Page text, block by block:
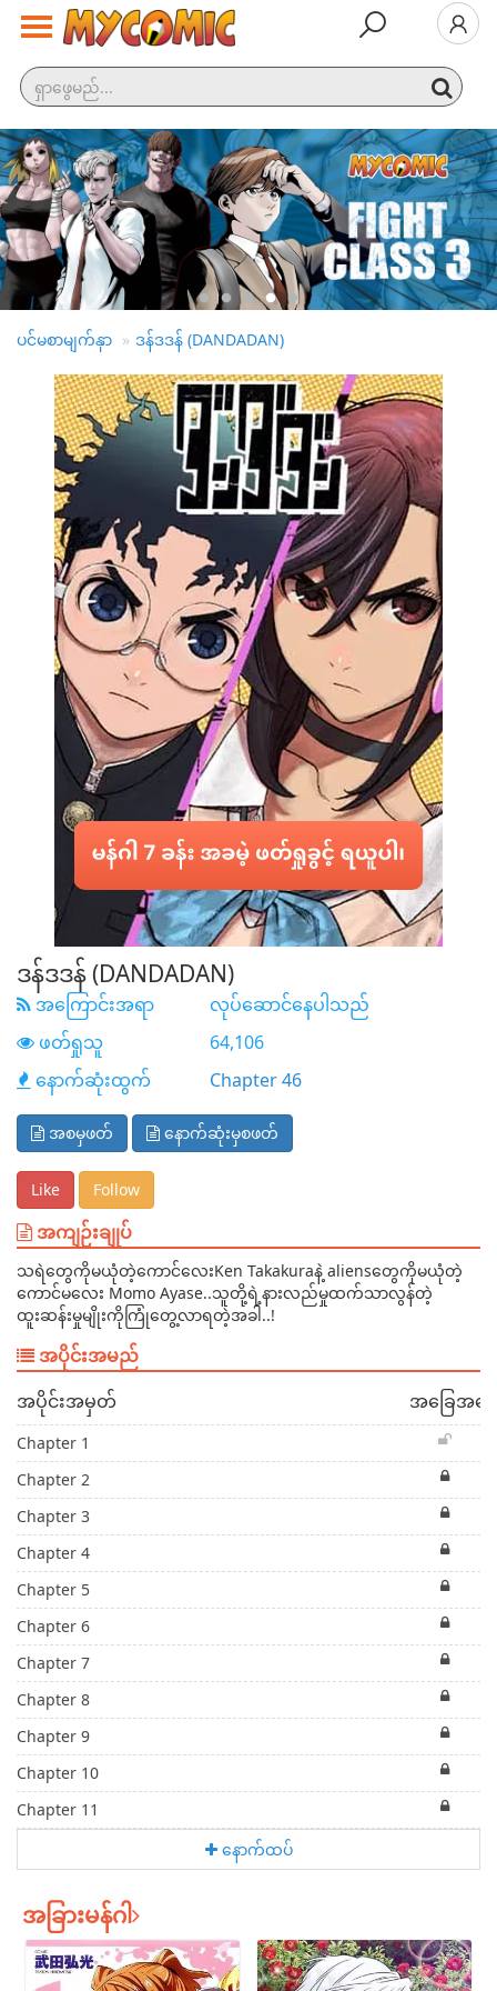
နောက်ဆုံး
ထွက်
လူကြ
ည့်
အများ
ဆုံး
အမျိုး
အစား
ထုတ်ဝေမှု
အချိန်ဇယား
ဆက်လက်
ကြည့်ရှု
အကြိုက်
ပင်မစာမျက်နှာ ဒန်ဒဒန် (DANDADAN)
ဒန်ဒဒန် (DANDADAN)
အကြောင်းအရာ
လုပ်ဆောင်နေပါသည်
ဖတ်ရှုသူ
64,106
နောက်ဆုံးထွက်
Chapter 46
အစမှဖတ် နောက်ဆုံးမှစဖတ်
Like Follow
အကျဉ်းချုပ်
သရဲတွေကိုမယုံတဲ့ကောင်လေးKen Takakuraနဲ့ aliensတွေကိုမယုံတဲ့
ကောင်မလေး Momo Ayase..သူတို့ရဲ့နားလည်မှုထက်သာလွန်တဲ့
ထူးဆန်းမှုမျိုးကိုကြုံတွေ့လာရတဲ့အခါ..!
အပိုင်းအမည်
အပိုင်းအမှတ်
အခြေအနေ
Chapter 1
Chapter 2
Chapter 3
Chapter 4
Chapter 5
Chapter 6
Chapter 7
Chapter 8
Chapter 9
Chapter 10
Chapter 11
နောက်ထပ်
အခြားမန်ဂါ